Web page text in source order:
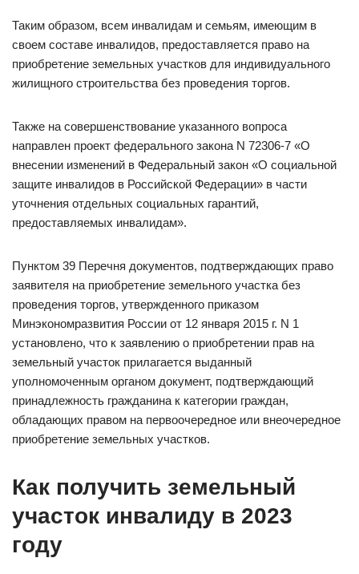
Таким образом, всем инвалидам и семьям, имеющим в
своем составе инвалидов, предоставляется право на
приобретение земельных участков для индивидуального
жилищного строительства без проведения торгов.
Также на совершенствование указанного вопроса
направлен проект федерального закона N 72306-7 «О
внесении изменений в Федеральный закон «О социальной
защите инвалидов в Российской Федерации» в части
уточнения отдельных социальных гарантий,
предоставляемых инвалидам».
Пунктом 39 Перечня документов, подтверждающих право
заявителя на приобретение земельного участка без
проведения торгов, утвержденного приказом
Минэкономразвития России от 12 января 2015 г. N 1
установлено, что к заявлению о приобретении прав на
земельный участок прилагается выданный
уполномоченным органом документ, подтверждающий
принадлежность гражданина к категории граждан,
обладающих правом на первоочередное или внеочередное
приобретение земельных участков.
Как получить земельный
участок инвалиду в 2023
году